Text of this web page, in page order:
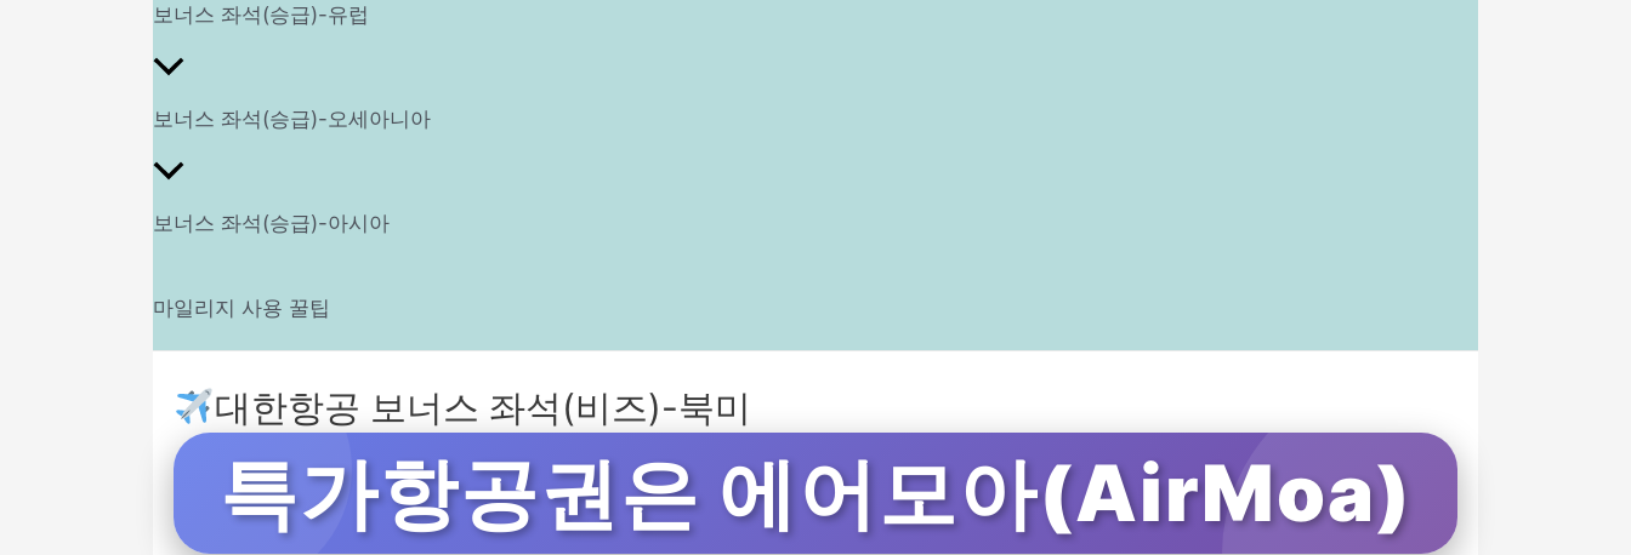
보너스 좌석(승급)-유럽
보너스 좌석(승급)-오세아니아
보너스 좌석(승급)-아시아
마일리지 사용 꿀팁
대한항공 보너스 좌석(비즈)-북미
특가항공권은 에어모아(AirMoa)